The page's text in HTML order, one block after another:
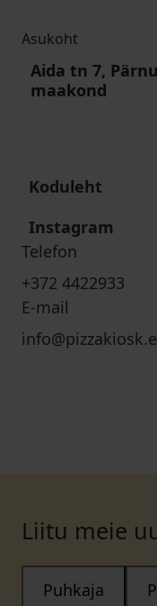
Asukoht
Aida tn 7,
maakond
Koduleht
Instagram
Telefon
+372 4422933
E-mail
Liitu meie
Puhkaja